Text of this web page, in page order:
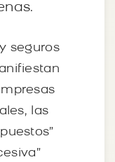
seguros
las